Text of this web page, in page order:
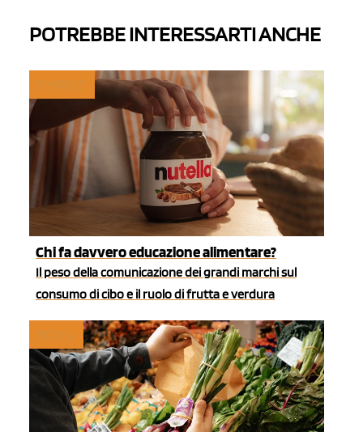
POTREBBE INTERESSARTI ANCHE
Chi fa davvero educazione alimentare?
Il peso della comunicazione dei grandi marchi sul
consumo di cibo e il ruolo di frutta e verdura